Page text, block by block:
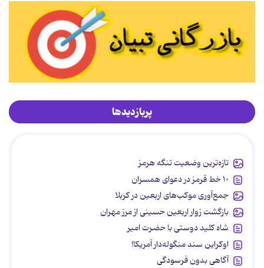
پربازدیدها
تازه‌ترین وضعیت تنگه هرمز
۱۰ خط قرمز در دعوای همسران
جمع‌آوری موکب‌های اربعین در کربلا
بازگشت زوار اربعین حسینی از مرز مهران
شاه کلید دوستی با حضرت امیر
اوکراین سند منگوله‌دار آمریکا!
آگاهی بدون فرسودگی